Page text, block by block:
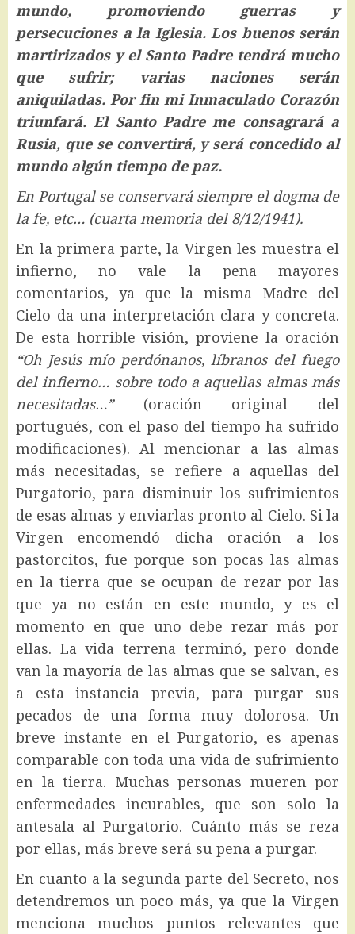
mundo, promoviendo guerras y
persecuciones a la Iglesia. Los buenos serán
martirizados y el Santo Padre tendrá mucho
que sufrir; varias naciones serán
aniquiladas. Por fin mi Inmaculado Corazón
triunfará. El Santo Padre me consagrará a
Rusia, que se convertirá, y será concedido al
mundo algún tiempo de paz.
En Portugal se conservará siempre el dogma de
la fe, etc… (cuarta memoria del 8/12/1941).
En la primera parte, la Virgen les muestra el
infierno, no vale la pena mayores
comentarios, ya que la misma Madre del
Cielo da una interpretación clara y concreta.
De esta horrible visión, proviene la oración
“Oh Jesús mío perdónanos, líbranos del fuego
del infierno… sobre todo a aquellas almas más
necesitadas…” (oración original del
portugués, con el paso del tiempo ha sufrido
modificaciones). Al mencionar a las almas
más necesitadas, se refiere a aquellas del
Purgatorio, para disminuir los sufrimientos
de esas almas y enviarlas pronto al Cielo. Si la
Virgen encomendó dicha oración a los
pastorcitos, fue porque son pocas las almas
en la tierra que se ocupan de rezar por las
que ya no están en este mundo, y es el
momento en que uno debe rezar más por
ellas. La vida terrena terminó, pero donde
van la mayoría de las almas que se salvan, es
a esta instancia previa, para purgar sus
pecados de una forma muy dolorosa. Un
breve instante en el Purgatorio, es apenas
comparable con toda una vida de sufrimiento
en la tierra. Muchas personas mueren por
enfermedades incurables, que son solo la
antesala al Purgatorio. Cuánto más se reza
por ellas, más breve será su pena a purgar.
En cuanto a la segunda parte del Secreto, nos
detendremos un poco más, ya que la Virgen
menciona muchos puntos relevantes que